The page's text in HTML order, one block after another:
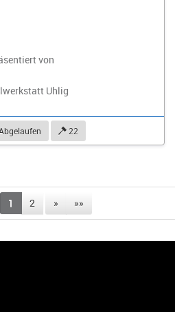
von
Uhlig
22
1 2 » »»